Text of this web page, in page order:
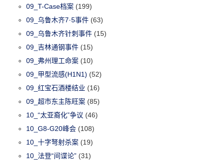
09_T-Case档案 (199)
09_乌鲁木齐7·5事件 (63)
09_乌鲁木齐针刺事件 (15)
09_吉林通钢事件 (15)
09_弗州理工命案 (10)
09_甲型流感(H1N1) (52)
09_红宝石酒楼结业 (16)
09_超市东主陈旺案 (85)
10_“太亚裔化”争议 (46)
10_G8-G20峰会 (108)
10_十字弩射杀案 (19)
10_法登“间谍论” (31)